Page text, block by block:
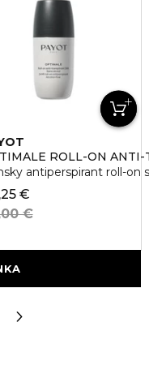
ROLL-ON
antiperspirant roll-on
€
€